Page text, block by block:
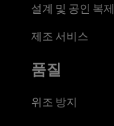
설계 및 공인 복제
제조 서비스
품질
위조 방지